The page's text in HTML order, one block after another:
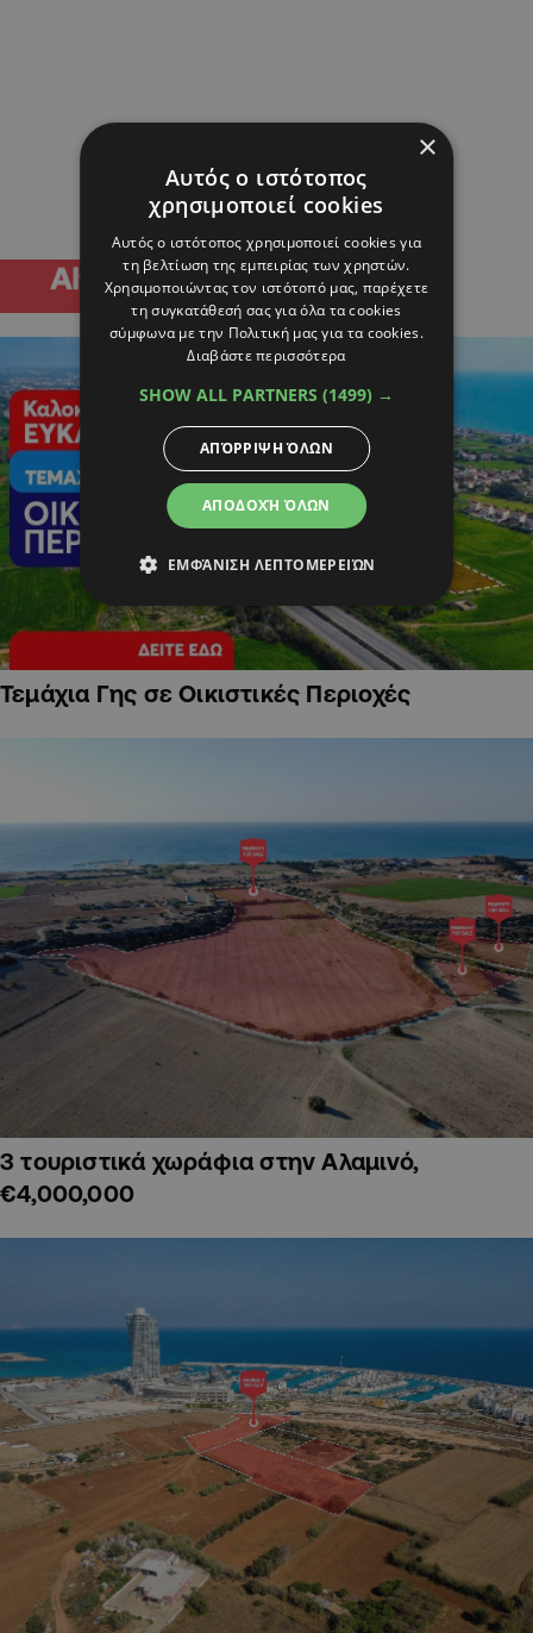
Τεμάχια Γης σε Οικιστικές Περιοχές
3 τουριστικά χωράφια στην Αλαμινό,
€4,000,000
×
Αυτός ο ιστότοπος
χρησιμοποιεί cookies
Αυτός ο ιστότοπος χρησιμοποιεί cookies για
τη βελτίωση της εμπειρίας των χρηστών.
Χρησιμοποιώντας τον ιστότοπό μας, παρέχετε
τη συγκατάθεσή σας για όλα τα cookies
σύμφωνα με την Πολιτική μας για τα cookies.
Διαβάστε περισσότερα
SHOW ALL PARTNERS (1499) →
ΑΠΟΔΟΧΉ ΌΛΩΝ
ΑΠΌΡΡΙΨΗ ΌΛΩΝ
ΕΜΦΆΝΙΣΗ ΛΕΠΤΟΜΕΡΕΙΏΝ